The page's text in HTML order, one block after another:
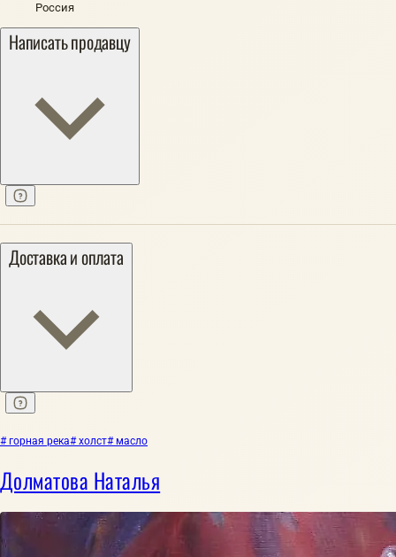
Россия
Написать продавцу
Доставка и оплата
# горная река# холст# масло
Долматова Наталья